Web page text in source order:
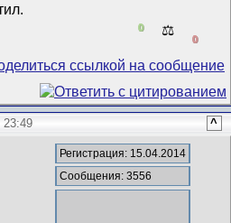
0 ⚖️
0
23:49 ^
Регистрация: 15.04.2014
Сообщения: 3556